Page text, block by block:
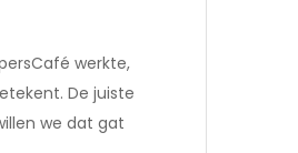
werkte,
De juiste
we dat gat